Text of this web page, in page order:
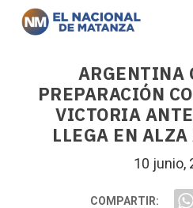
ARGENTINA
PREPARACIÓN
VICTORIA
LLEGA EN
10 junio,
COMPARTIR: